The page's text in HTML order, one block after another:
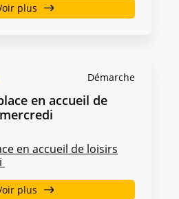
plus
Démarche
en accueil de
en accueil de loisirs
plus